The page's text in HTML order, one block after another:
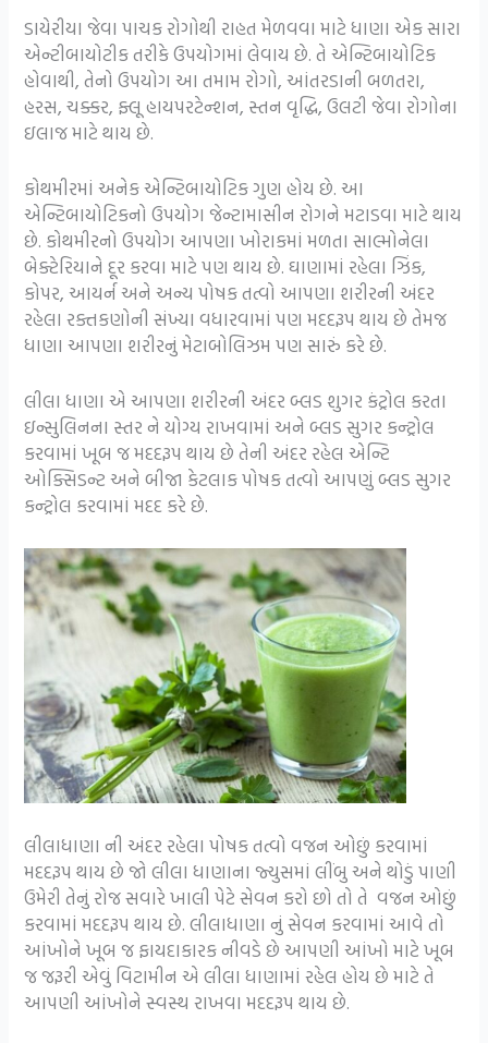
ડાયેરીયા જેવા પાચક રોગોથી રાહત મેળવવા માટે ધાણા એક સારા
એન્ટીબાયોટીક તરીકે ઉપયોગમાં લેવાય છે. તે એન્ટિબાયોટિક
હોવાથી, તેનો ઉપયોગ આ તમામ રોગો, આંતરડાની બળતરા,
હરસ, ચક્કર, ફ્લૂ હાયપરટેન્શન, સ્તન વૃદ્ધિ, ઉલટી જેવા રોગોના
ઇલાજ માટે થાય છે.
કોથમીરમાં અનેક એન્ટિબાયોટિક ગુણ હોય છે. આ
એન્ટિબાયોટિકનો ઉપયોગ જેન્ટામાસીન રોગને મટાડવા માટે થાય
છે. કોથમીરનો ઉપયોગ આપણા ખોરાકમાં મળતા સાલ્મોનેલા
બેક્ટેરિયાને દૂર કરવા માટે પણ થાય છે. ઘાણામાં રહેલા ઝિંક,
કોપર, આયર્ન અને અન્ય પોષક તત્વો આપણા શરીરની અંદર
રહેલા રક્તકણોની સંખ્યા વધારવામાં પણ મદદરૂપ થાય છે તેમજ
ધાણા આપણા શરીરનું મેટાબોલિઝમ પણ સારું કરે છે.
લીલા ધાણા એ આપણા શરીરની અંદર બ્લડ શુગર કંટ્રોલ કરતા
ઇન્સુલિનના સ્તર ને યોગ્ય રાખવામાં અને બ્લડ સુગર કન્ટ્રોલ
કરવામાં ખૂબ જ મદદરૂપ થાય છે તેની અંદર રહેલ એન્ટિ
ઓક્સિડન્ટ અને બીજા કેટલાક પોષક તત્વો આપણું બ્લડ સુગર
કન્ટ્રોલ કરવામાં મદદ કરે છે.
લીલાધાણા ની અંદર રહેલા પોષક તત્વો વજન ઓછું કરવામાં
મદદરૂપ થાય છે જો લીલા ધાણાના જ્યુસમાં લીંબુ અને થોડું પાણી
ઉમેરી તેનું રોજ સવારે ખાલી પેટે સેવન કરો છો તો તે વજન ઓછું
કરવામાં મદદરૂપ થાય છે. લીલાધાણા નું સેવન કરવામાં આવે તો
આંખોને ખૂબ જ ફાયદાકારક નીવડે છે આપણી આંખો માટે ખૂબ
જ જરૂરી એવું વિટામીન એ લીલા ધાણામાં રહેલ હોય છે માટે તે
આપણી આંખોને સ્વસ્થ રાખવા મદદરૂપ થાય છે.